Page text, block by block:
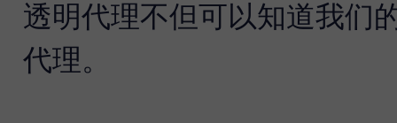
透明代理不但可以知道我们
代理。